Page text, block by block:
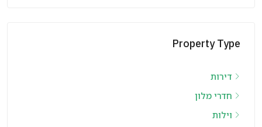
Property Type
דירות
חדרי מלון
וילות